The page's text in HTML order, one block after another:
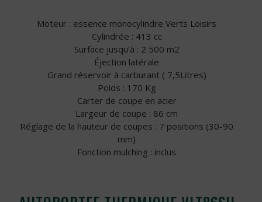
Moteur : essence monocylindre Verts Loisirs
Cylindrée : 413 cc
Surface jusqu’à : 2 500 m2
Éjection latérale
Grand réservoir à carburant ( 7,5Litres)
Poids : 170 Kg
Carter de coupe en acier
Largeur de coupe : 86 cm
Réglage de la hauteur de coupes : 7 positions (30-90
mm)
Fonction mulching : inclus